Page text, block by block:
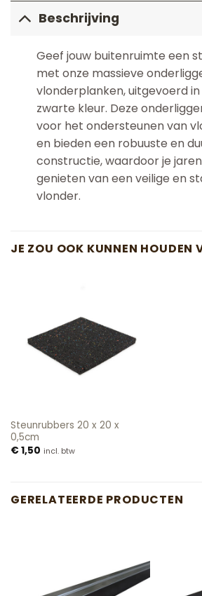
Beschrijving
Geef jouw buitenruimte een
met onze massieve
vlonderplanken, uitgevoerd
zwarte kleur. Deze
voor het ondersteunen van
en bieden een robuuste en
constructie, waardoor je
genieten van een veilige en
vlonder.
JE ZOU OOK KUNNEN HOUDEN
Steunrubbers 20 x 20 x
0,5cm
€1,50 incl. btw
GERELATEERDE PRODUCTEN